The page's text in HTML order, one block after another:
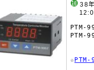
38
12:00
PTM-
PTM-
☆ PTM-